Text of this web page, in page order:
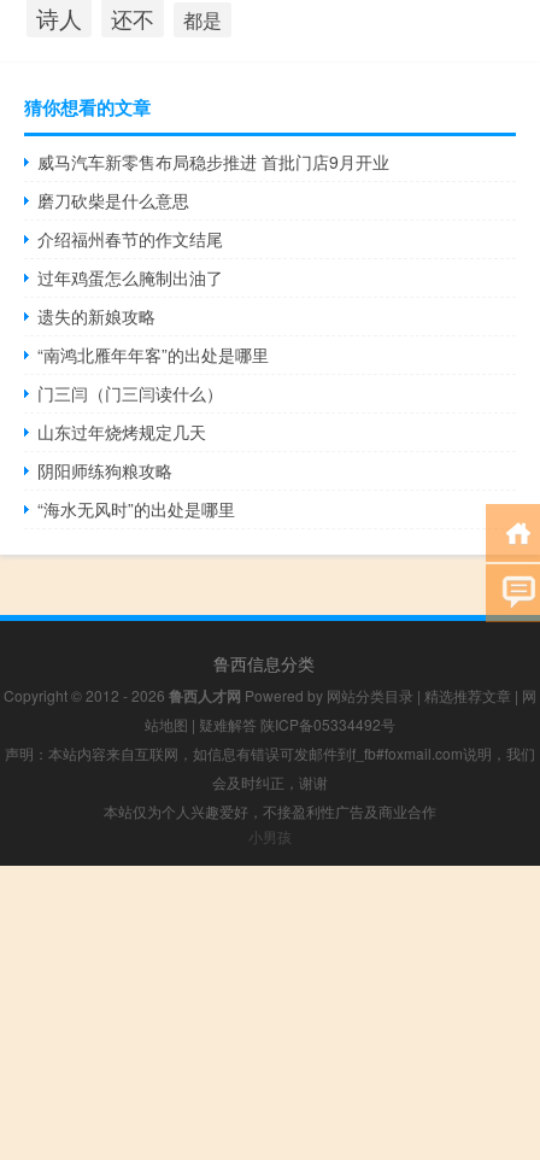
诗人 还不 都是
猜你想看的文章
威马汽车新零售布局稳步推进 首批门店9月开业
磨刀砍柴是什么意思
介绍福州春节的作文结尾
过年鸡蛋怎么腌制出油了
遗失的新娘攻略
“南鸿北雁年年客”的出处是哪里
门三闫（门三闫读什么）
山东过年烧烤规定几天
阴阳师练狗粮攻略
“海水无风时”的出处是哪里
鲁西信息分类
Copyright © 2012 - 2026 鲁西人才网 Powered by 网站分类目录 | 精选推荐文章 | 网
站地图 | 疑难解答 陕ICP备05334492号
声明：本站内容来自互联网，如信息有错误可发邮件到f_fb#foxmail.com说明，我们
会及时纠正，谢谢
本站仅为个人兴趣爱好，不接盈利性广告及商业合作
小男孩